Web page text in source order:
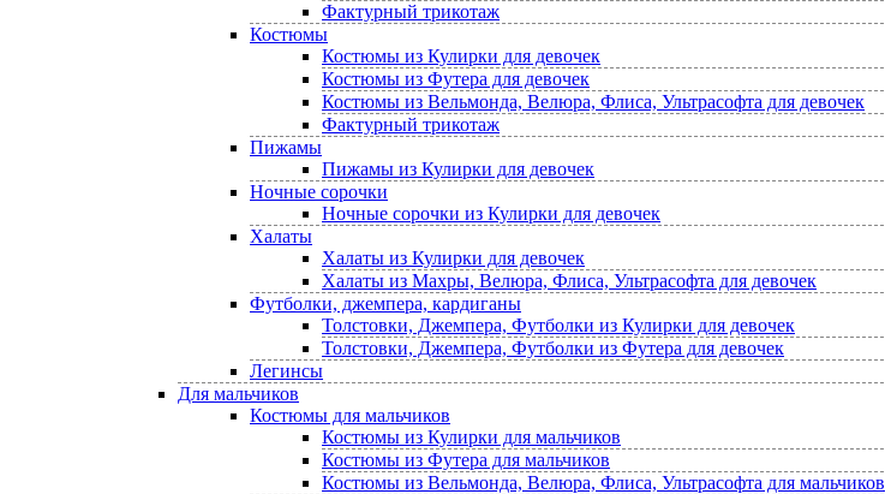
Фактурный трикотаж
Костюмы
Костюмы из Кулирки для девочек
Костюмы из Футера для девочек
Костюмы из Вельмонда, Велюра, Флиса, Ультрасофта для девочек
Фактурный трикотаж
Пижамы
Пижамы из Кулирки для девочек
Ночные сорочки
Ночные сорочки из Кулирки для девочек
Халаты
Халаты из Кулирки для девочек
Халаты из Махры, Велюра, Флиса, Ультрасофта для девочек
Футболки, джемпера, кардиганы
Толстовки, Джемпера, Футболки из Кулирки для девочек
Толстовки, Джемпера, Футболки из Футера для девочек
Легинсы
Для мальчиков
Костюмы для мальчиков
Костюмы из Кулирки для мальчиков
Костюмы из Футера для мальчиков
Костюмы из Вельмонда, Велюра, Флиса, Ультрасофта для мальчиков